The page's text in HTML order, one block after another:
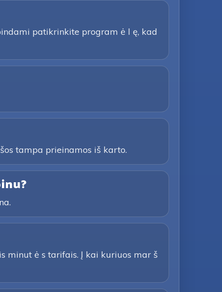
patikrinkite program ė l ę, kad
tampa prieinamos iš karto.
minut ė s tarifais. Į kai kuriuos mar š